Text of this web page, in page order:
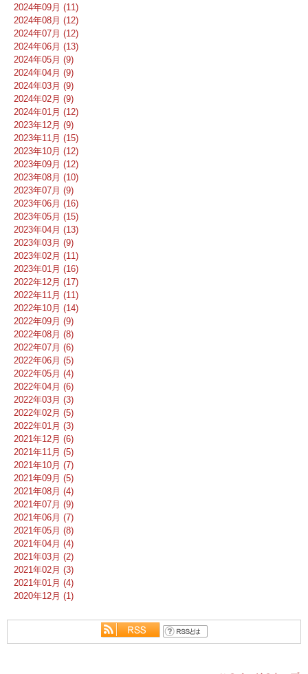
2024年09月 (11)
2024年08月 (12)
2024年07月 (12)
2024年06月 (13)
2024年05月 (9)
2024年04月 (9)
2024年03月 (9)
2024年02月 (9)
2024年01月 (12)
2023年12月 (9)
2023年11月 (15)
2023年10月 (12)
2023年09月 (12)
2023年08月 (10)
2023年07月 (9)
2023年06月 (16)
2023年05月 (15)
2023年04月 (13)
2023年03月 (9)
2023年02月 (11)
2023年01月 (16)
2022年12月 (17)
2022年11月 (11)
2022年10月 (14)
2022年09月 (9)
2022年08月 (8)
2022年07月 (6)
2022年06月 (5)
2022年05月 (4)
2022年04月 (6)
2022年03月 (3)
2022年02月 (5)
2022年01月 (3)
2021年12月 (6)
2021年11月 (5)
2021年10月 (7)
2021年09月 (5)
2021年08月 (4)
2021年07月 (9)
2021年06月 (7)
2021年05月 (8)
2021年04月 (4)
2021年03月 (2)
2021年02月 (3)
2021年01月 (4)
2020年12月 (1)